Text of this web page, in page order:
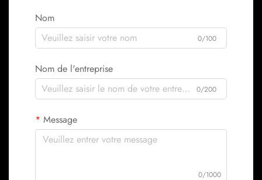
Nom
0/100
Nom de l'entreprise
0/200
Message
0/1000